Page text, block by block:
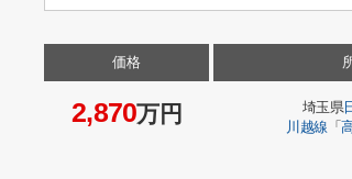
価格
2,870万円 埼玉県
川越線 「